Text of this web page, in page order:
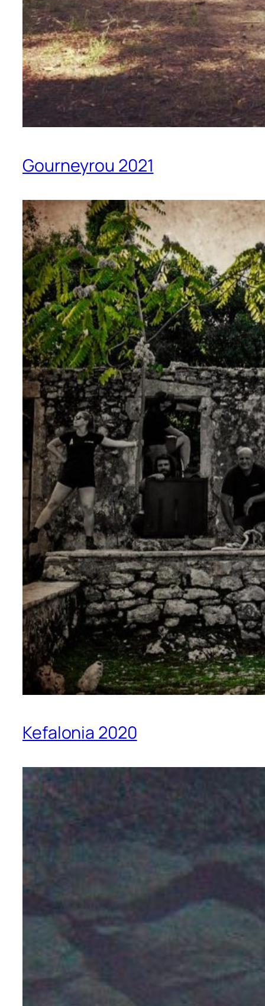
Gourneyrou 2021
Kefalonia 2020